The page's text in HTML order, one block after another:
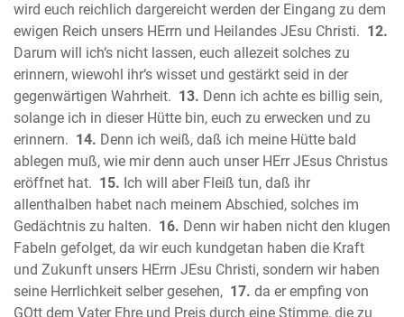
Der Prophet Nahum
Der Prophet Habakuk
Der Prophet Zephanja
Der Prophet Haggai
Der Prophet Sacharja
Der Prophet Maleachi
Neues Testament
Das Evangelium nach Matthäus
Das Evangelium nach Markus
Das Evangelium nach Lukas
Das Evangelium nach Johannes
Die Apostelgeschichte des Lukas
Der Brief des Paulus an die Römer
wird euch reichlich dargereicht werden der Eingang zu dem
ewigen Reich unsers HErrn und Heilandes JEsu Christi. 12.
Darum will ich‘s nicht lassen, euch allezeit solches zu
erinnern, wiewohl ihr‘s wisset und gestärkt seid in der
gegenwärtigen Wahrheit. 13. Denn ich achte es billig sein,
solange ich in dieser Hütte bin, euch zu erwecken und zu
erinnern. 14. Denn ich weiß, daß ich meine Hütte bald
ablegen muß, wie mir denn auch unser HErr JEsus Christus
eröffnet hat. 15. Ich will aber Fleiß tun, daß ihr
allenthalben habet nach meinem Abschied, solches im
Gedächtnis zu halten. 16. Denn wir haben nicht den klugen
Fabeln gefolget, da wir euch kundgetan haben die Kraft
und Zukunft unsers HErrn JEsu Christi, sondern wir haben
seine Herrlichkeit selber gesehen, 17. da er empfing von
GOtt dem Vater Ehre und Preis durch eine Stimme, die zu